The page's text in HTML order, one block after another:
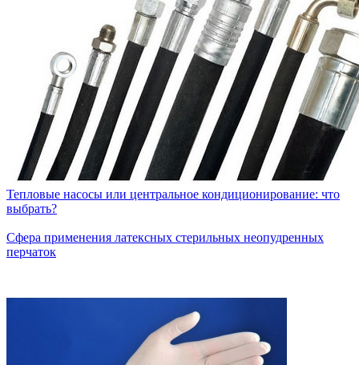
Тепловые насосы или центральное кондиционирование: что
выбрать?
Сфера применения латексных стерильных неопудренных
перчаток